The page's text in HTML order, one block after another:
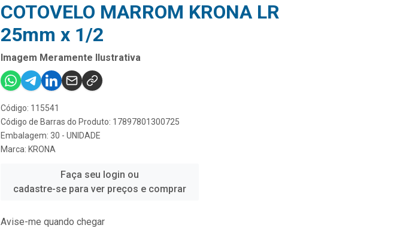
COTOVELO MARROM KRONA LR
25mm x 1/2
Imagem Meramente Ilustrativa
Código: 115541
Código de Barras do Produto: 17897801300725
Embalagem: 30 - UNIDADE
Marca: KRONA
Faça seu login ou
cadastre-se para ver preços e comprar
Avise-me quando chegar